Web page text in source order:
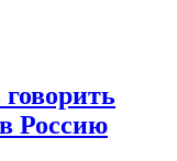
Россию